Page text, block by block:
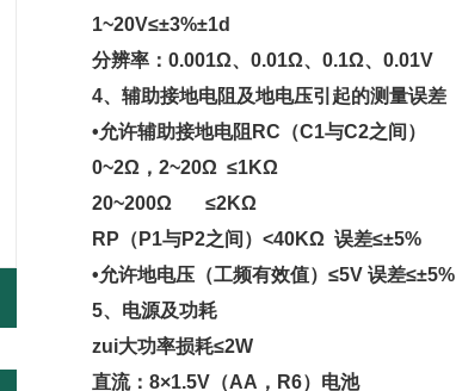
1~20V≤±3%±1d
分辨率：0.001Ω、0.01Ω、0.1Ω、0.01V
4、辅助接地电阻及地电压引起的测量误差
•允许辅助接地电阻RC（C1与C2之间）
0~2Ω，2~20Ω ≤1KΩ
20~200Ω ≤2KΩ
RP（P1与P2之间）<40KΩ 误差≤±5%
•允许地电压（工频有效值）≤5V 误差≤±5%
5、电源及功耗
zui大功率损耗≤2W
直流：8×1.5V（AA，R6）电池